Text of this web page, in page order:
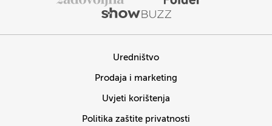
Uredništvo
Prodaja i marketing
Uvjeti korištenja
Politika zaštite privatnosti